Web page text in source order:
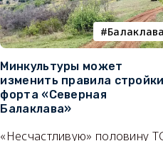
Балаклава
Минкультуры может
изменить правила
форта «Северная
Балаклава»
«Несчастливую» половину